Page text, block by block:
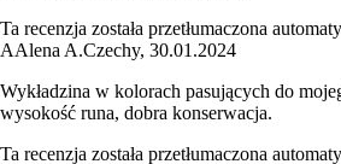
Ta recenzja została przetłumaczona
AAlena A.Czechy, 30.01.2024
Wykładzina w kolorach pasujących do
wysokość runa, dobra konserwacja.
Ta recenzja została przetłumaczona